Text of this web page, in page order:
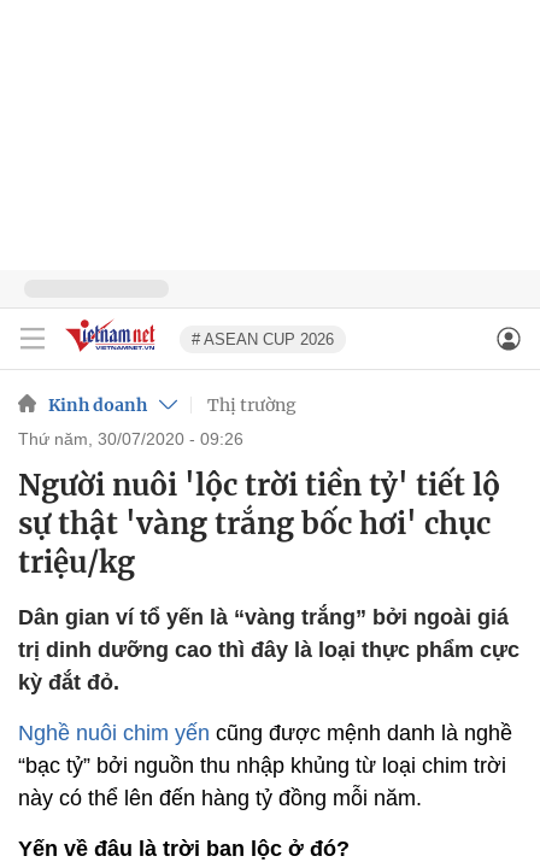
# ASEAN CUP 2026
Kinh doanh Thị trường
thứ năm, 30/07/2020 - 09:26
Người nuôi 'lộc trời tiền tỷ' tiết lộ
sự thật 'vàng trắng bốc hơi' chục
triệu/kg
Dân gian ví tổ yến là “vàng trắng” bởi ngoài giá
trị dinh dưỡng cao thì đây là loại thực phẩm cực
kỳ đắt đỏ.
Nghề nuôi chim yến cũng được mệnh danh là nghề
“bạc tỷ” bởi nguồn thu nhập khủng từ loại chim trời
này có thể lên đến hàng tỷ đồng mỗi năm.
Yến về đâu là trời ban lộc ở đó?